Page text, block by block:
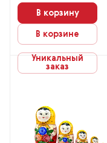
В корзину
В корзине
Уникальный
заказ